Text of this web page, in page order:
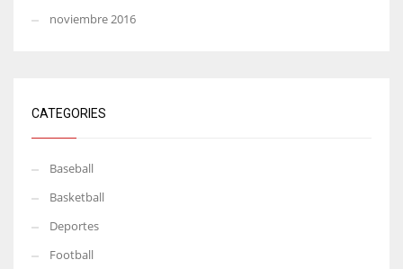
noviembre 2016
CATEGORIES
Baseball
Basketball
Deportes
Football